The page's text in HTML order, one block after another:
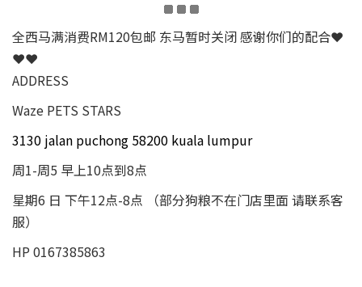
全西马满消费RM120包邮 东马暂时关闭 感谢你们的配合❤
❤❤
ADDRESS
Waze PETS STARS
3130 jalan puchong 58200 kuala lumpur
周1-周5 早上10点到8点
星期6 日 下午12点-8点 （部分狗粮不在门店里面 请联系客
服）
HP 0167385863